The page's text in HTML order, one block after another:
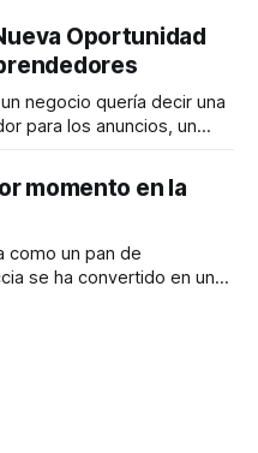
lugar. Durante
PRO, el especialista en
Oportunidad
negocio quería decir una
para los anuncios, un
de publicidad digital
para atender
una persona
momento en la
como un pan de
se ha convertido en uno
y experiencias que